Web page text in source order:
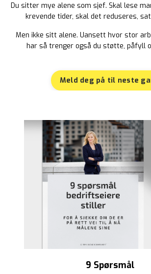
Du sitter mye alene som sjef. Skal lese
krevende tider, skal det reduseres,
Men ikke sitt alene. Uansett hvor stor
har så trenger også du støtte, påfyll
Meld deg på til neste
9 Spørsmål